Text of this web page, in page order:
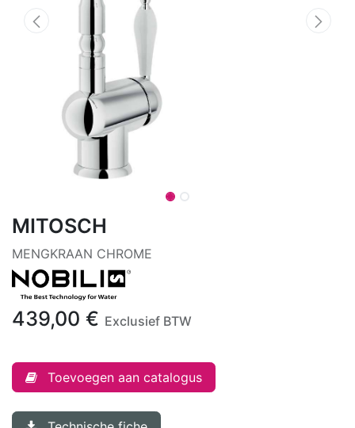
MITOSCH
MENGKRAAN CHROME
439,00 € Exclusief BTW
Toevoegen aan catalogus